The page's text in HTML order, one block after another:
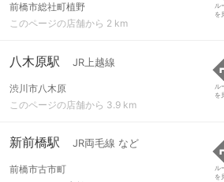
前橋市総社町植野
このページの店舗から 2 km
ル
を
八木原駅 JR上越線
渋川市八木原
このページの店舗から 3.9 km
ル
を
新前橋駅 JR両毛線 など
前橋市古市町
ル
を